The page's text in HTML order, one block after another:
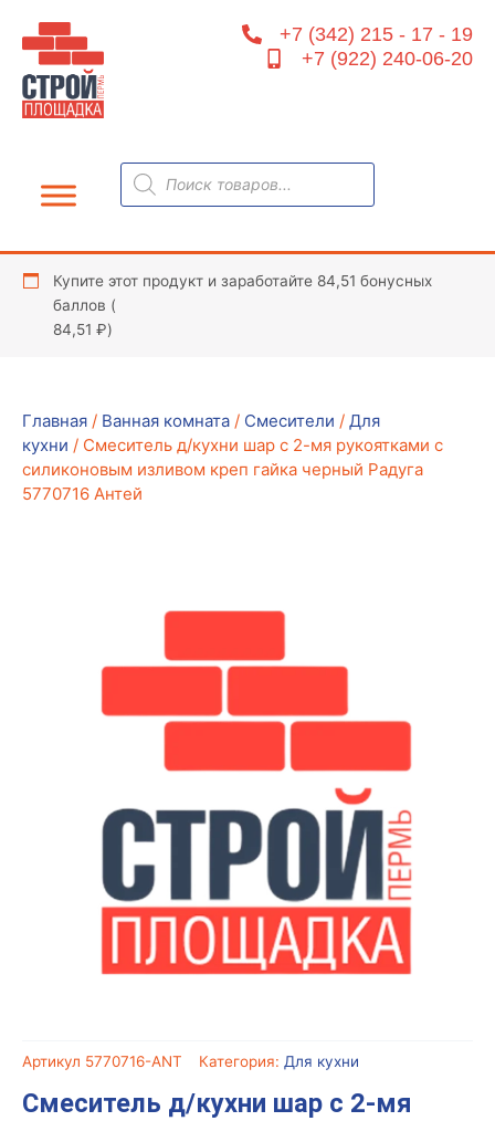
содержимому
+7 (342) 215 - 17 - 19
+7 (922) 240-06-20
Поиск
товаров
Купите этот продукт и заработайте 84,51 бонусных
баллов (
84,51 ₽)
Главная / Ванная комната / Смесители / Для
кухни / Смеситель д/кухни шар с 2-мя рукоятками с
силиконовым изливом креп гайка черный Радуга
5770716 Антей
Артикул 5770716-ANT Категория: Для кухни
Смеситель д/кухни шар с 2-мя